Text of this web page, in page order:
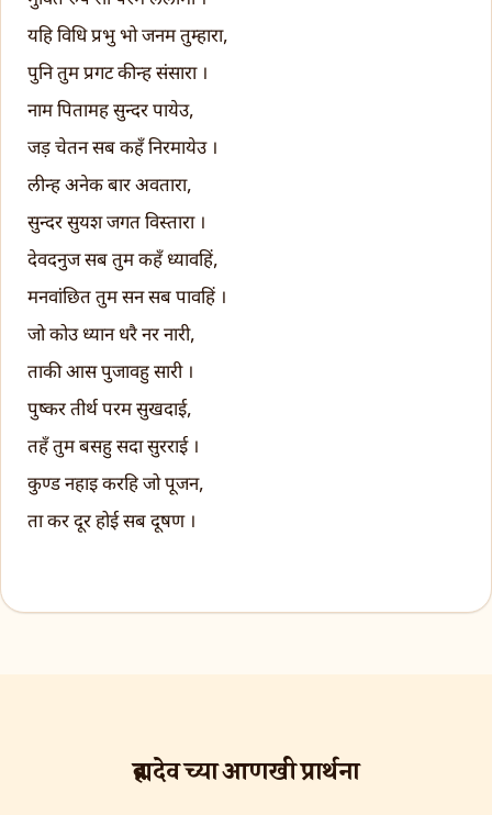
यहि विधि प्रभु भो जनम तुम्हारा,
पुनि तुम प्रगट कीन्ह संसारा ।
नाम पितामह सुन्दर पायेउ,
जड़ चेतन सब कहँ निरमायेउ ।
लीन्ह अनेक बार अवतारा,
सुन्दर सुयश जगत विस्तारा ।
देवदनुज सब तुम कहँ ध्यावहिं,
मनवांछित तुम सन सब पावहिं ।
जो कोउ ध्यान धरै नर नारी,
ताकी आस पुजावहु सारी ।
पुष्कर तीर्थ परम सुखदाई,
तहँ तुम बसहु सदा सुरराई ।
कुण्ड नहाइ करहि जो पूजन,
ता कर दूर होई सब दूषण ।
ब्रह्मदेव च्या आणखी प्रार्थना